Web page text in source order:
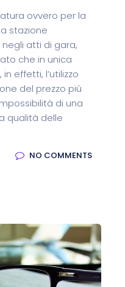
ovvero per la
stazione
atti di gara,
che in unica
effetti, l’utilizzo
del prezzo più
di una
qualità delle
NO COMMENTS